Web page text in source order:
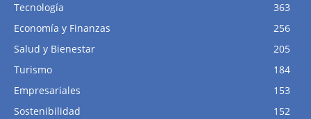
Tecnología
363
Economía y Finanzas
256
Salud y Bienestar
205
Turismo
184
Empresariales
153
Sostenibilidad
152